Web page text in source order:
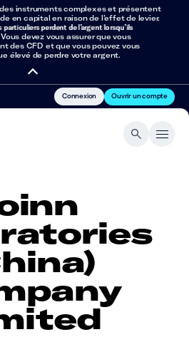
instruments complexes et présentent
en capital en raison de l’effet de levier.
perdent de l’argent lorsqu’ils
Vous devez vous assurer que vous
des CFD et que vous pouvez vous
élevé de perdre votre argent.
Connexion Ouvrir un compte